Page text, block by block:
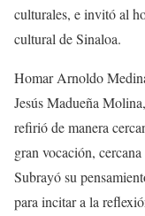
culturales, e invitó al
cultural de Sinaloa.
Homar Arnoldo
Jesús Madueña
refirió de manera
gran vocación,
Subrayó su
para incitar a la